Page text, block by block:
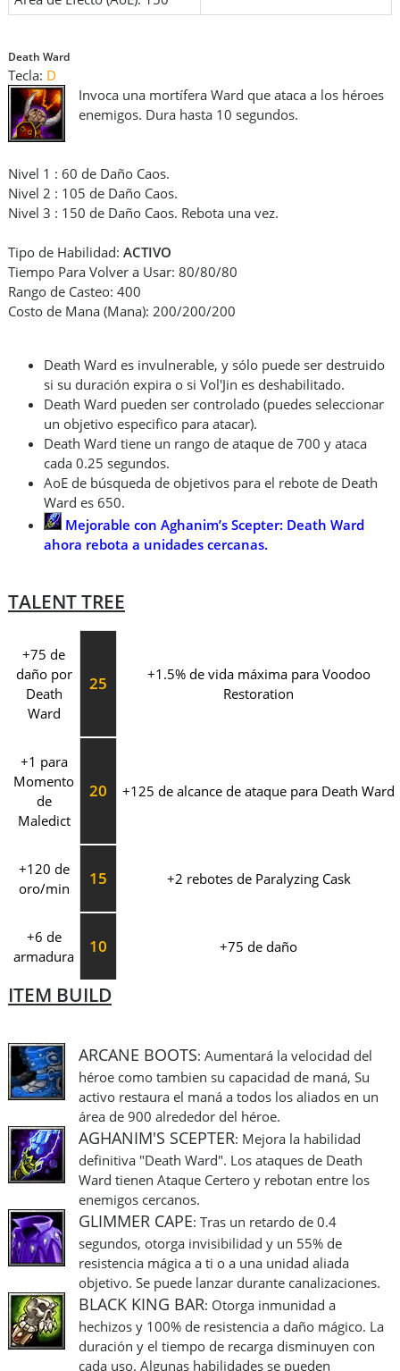
Death Ward
Tecla: D
Invoca una mortífera Ward que ataca a los héroes
enemigos. Dura hasta 10 segundos.
Nivel 1 : 60 de Daño Caos.
Nivel 2 : 105 de Daño Caos.
Nivel 3 : 150 de Daño Caos. Rebota una vez.
Tipo de Habilidad: ACTIVO
Tiempo Para Volver a Usar: 80/80/80
Rango de Casteo: 400
Costo de Mana (Mana): 200/200/200
Death Ward es invulnerable, y sólo puede ser destruido
si su duración expira o si Vol'Jin es deshabilitado.
Death Ward pueden ser controlado (puedes seleccionar
un objetivo especifico para atacar).
Death Ward tiene un rango de ataque de 700 y ataca
cada 0.25 segundos.
AoE de búsqueda de objetivos para el rebote de Death
Ward es 650.
Mejorable con Aghanim’s Scepter: Death Ward
ahora rebota a unidades cercanas.
TALENT TREE
+75 de
daño por
Death
Ward
25
+1.5% de vida máxima para Voodoo
Restoration
+1 para
Momento
de
Maledict
20 +125 de alcance de ataque para Death Ward
+120 de
oro/min
15 +2 rebotes de Paralyzing Cask
+6 de
armadura
10 +75 de daño
ITEM BUILD
ARCANE BOOTS: Aumentará la velocidad del
héroe como tambien su capacidad de maná, Su
activo restaura el maná a todos los aliados en un
área de 900 alrededor del héroe.
AGHANIM'S SCEPTER: Mejora la habilidad
definitiva "Death Ward". Los ataques de Death
Ward tienen Ataque Certero y rebotan entre los
enemigos cercanos.
GLIMMER CAPE: Tras un retardo de 0.4
segundos, otorga invisibilidad y un 55% de
resistencia mágica a ti o a una unidad aliada
objetivo. Se puede lanzar durante canalizaciones.
BLACK KING BAR: Otorga inmunidad a
hechizos y 100% de resistencia a daño mágico. La
duración y el tiempo de recarga disminuyen con
cada uso. Algunas habilidades se pueden